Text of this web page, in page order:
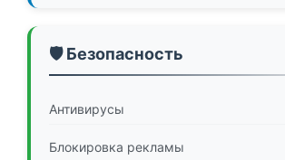
🛡️ Безопасность
Антивирусы
Блокировка рекламы